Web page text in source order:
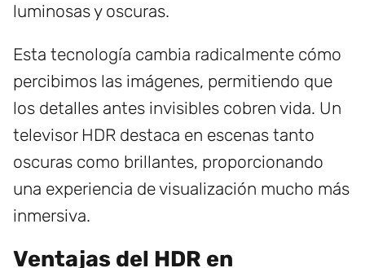
luminosas y oscuras.
Esta tecnología cambia radicalmente cómo
percibimos las imágenes, permitiendo que
los detalles antes invisibles cobren vida. Un
televisor HDR destaca en escenas tanto
oscuras como brillantes, proporcionando
una experiencia de visualización mucho más
inmersiva.
Ventajas del HDR en